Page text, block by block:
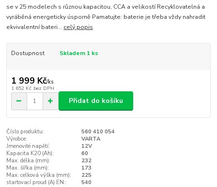
se v 25 modelech s různou kapacitou, CCA a velikostí Recyklovatelná a
vyráběná energeticky úsporně Pamatujte: baterie je třeba vždy nahradit
ekvivalentní bateri... celý popis
Dostupnost Skladem 1 ks
1 999 Kč/ks
1 652 Kč bez DPH
Přidat do košíku
Číslo produktu:
560 410 054
Výrobce:
VARTA
Jmenovité napětí:
12V
Kapacita K20 (Ah):
60
Max. délka (mm):
232
Max. šířka (mm):
173
Max. celková výška (mm):
225
startovací proud (A) EN::
540